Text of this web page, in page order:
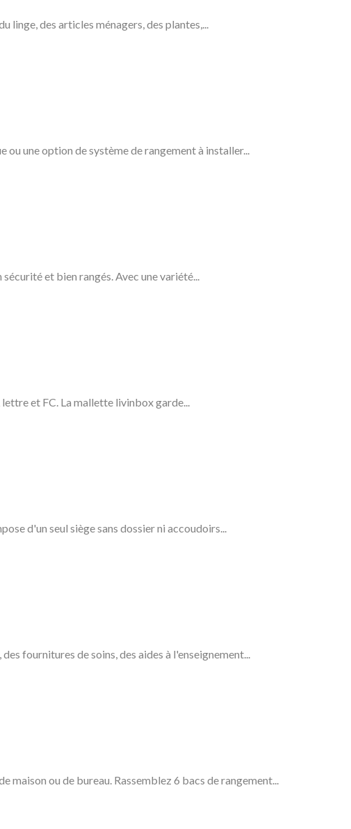
linge, des articles ménagers, des plantes,...
une option de système de rangement à installer...
et bien rangés. Avec une variété...
et FC. La mallette livinbox garde...
d'un seul siège sans dossier ni accoudoirs...
fournitures de soins, des aides à l'enseignement...
ou de bureau. Rassemblez 6 bacs de rangement...